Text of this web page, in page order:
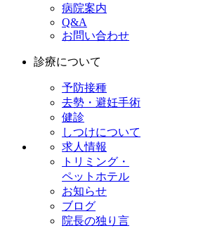
病院案内
Q&A
お問い合わせ
診療について
予防接種
去勢・避妊手術
健診
しつけについて
求人情報
トリミング・
ペットホテル
お知らせ
ブログ
院長の独り言